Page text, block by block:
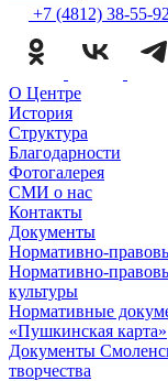
+7 (4812) 38-55-92
О Центре
История
Структура
Благодарности
Фотогалерея
СМИ о нас
Контакты
Документы
Нормативно-
Нормативно-
культуры
Нормативные
«Пушкинская карта»
Документы
творчества